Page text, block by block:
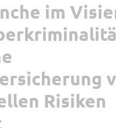
im
Risiken